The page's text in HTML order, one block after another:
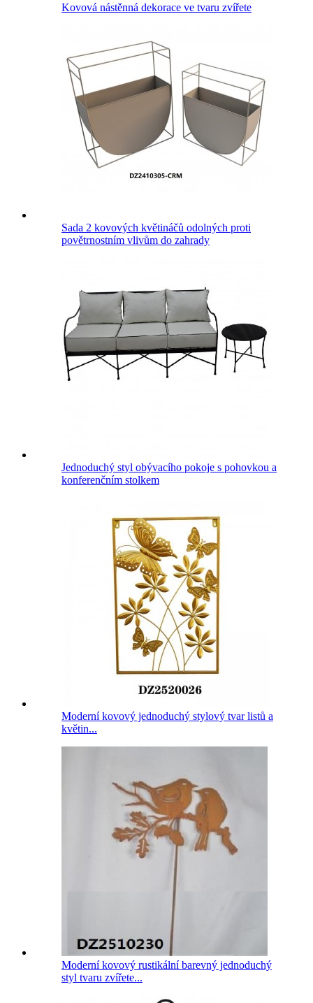
Kovová nástěnná dekorace ve tvaru zvířete
Sada 2 kovových květináčů odolných proti
povětrnostním vlivům do zahrady
Jednoduchý styl obývacího pokoje s pohovkou a
konferenčním stolkem
Moderní kovový jednoduchý stylový tvar listů a
květin...
Moderní kovový rustikální barevný jednoduchý
styl tvaru zvířete...